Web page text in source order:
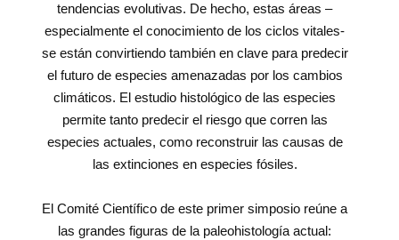
tendencias evolutivas. De hecho, estas áreas –
especialmente el conocimiento de los ciclos vitales‐
se están convirtiendo también en clave para predecir
el futuro de especies amenazadas por los cambios
climáticos. El estudio histológico de las especies
permite tanto predecir el riesgo que corren las
especies actuales, como reconstruir las causas de
las extinciones en especies fósiles.
El Comité Científico de este primer simposio reúne a
las grandes figuras de la paleohistología actual: